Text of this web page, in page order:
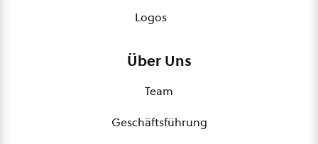
Logos
Über Uns
Team
Geschäftsführung